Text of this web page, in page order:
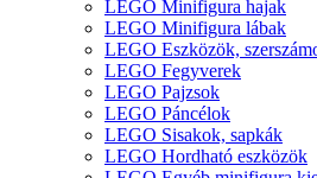
LEGO Minifigura hajak
LEGO Minifigura lábak
LEGO Eszközök,
LEGO Fegyverek
LEGO Pajzsok
LEGO Páncélok
LEGO Sisakok, sapkák
LEGO Hordható eszközök